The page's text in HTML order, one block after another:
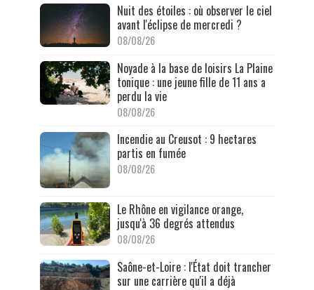
Nuit des étoiles : où observer le ciel
avant l'éclipse de mercredi ?
08/08/26
Noyade à la base de loisirs La Plaine
tonique : une jeune fille de 11 ans a
perdu la vie
08/08/26
Incendie au Creusot : 9 hectares
partis en fumée
08/08/26
Le Rhône en vigilance orange,
jusqu'à 36 degrés attendus
08/08/26
Saône-et-Loire : l'État doit trancher
sur une carrière qu'il a déjà